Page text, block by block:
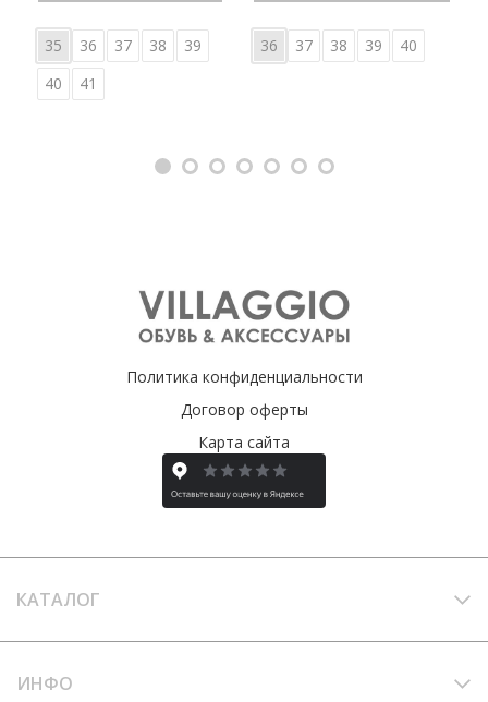
35 36 37 38
39
40
41
36 37 38 39 40
Политика конфиденциальности
Договор оферты
Карта сайта
КАТАЛОГ
ИНФО